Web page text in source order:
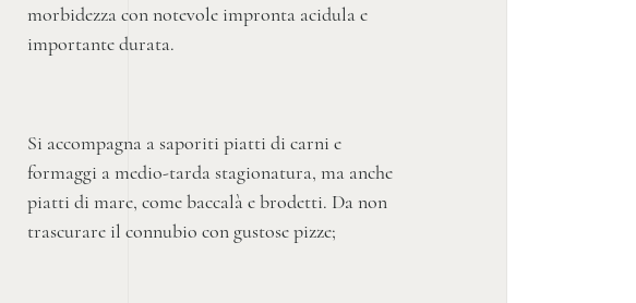
morbidezza con notevole impronta acidula e
importante durata.
Si accompagna a saporiti piatti di carni e
formaggi a medio-tarda stagionatura, ma anche
piatti di mare, come baccalà e brodetti. Da non
trascurare il connubio con gustose pizze;